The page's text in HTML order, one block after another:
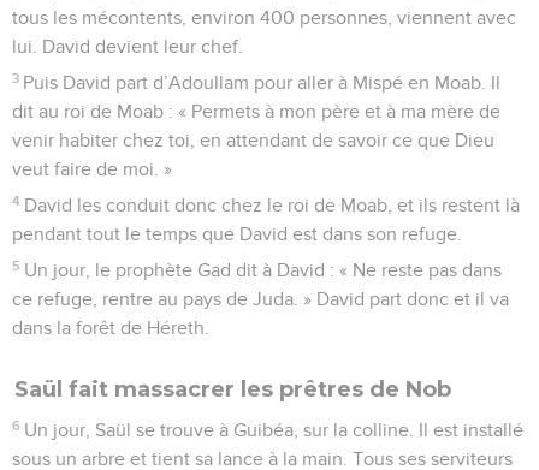
tous les mécontents, environ 400 personnes, viennent avec
lui. David devient leur chef.
3 Puis David part d’Adoullam pour aller à Mispé en Moab. Il
dit au roi de Moab : « Permets à mon père et à ma mère de
venir habiter chez toi, en attendant de savoir ce que Dieu
veut faire de moi. »
4 David les conduit donc chez le roi de Moab, et ils restent là
pendant tout le temps que David est dans son refuge.
5 Un jour, le prophète Gad dit à David : « Ne reste pas dans
ce refuge, rentre au pays de Juda. » David part donc et il va
dans la forêt de Héreth.
Saül fait massacrer les prêtres de Nob
6 Un jour, Saül se trouve à Guibéa, sur la colline. Il est installé
sous un arbre et tient sa lance à la main. Tous ses serviteurs